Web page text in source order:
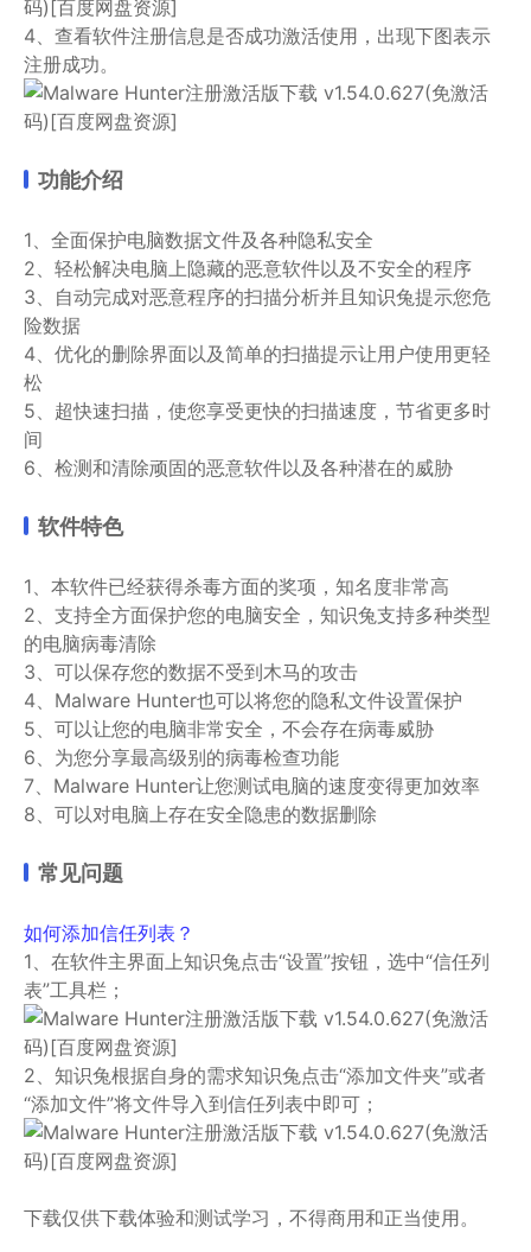
4、查看软件注册信息是否成功激活使用，出现下图表示
注册成功。
功能介绍
1、全面保护电脑数据文件及各种隐私安全
2、轻松解决电脑上隐藏的恶意软件以及不安全的程序
3、自动完成对恶意程序的扫描分析并且知识兔提示您危
险数据
4、优化的删除界面以及简单的扫描提示让用户使用更轻
松
5、超快速扫描，使您享受更快的扫描速度，节省更多时
间
6、检测和清除顽固的恶意软件以及各种潜在的威胁
软件特色
1、本软件已经获得杀毒方面的奖项，知名度非常高
2、支持全方面保护您的电脑安全，知识兔支持多种类型
的电脑病毒清除
3、可以保存您的数据不受到木马的攻击
4、Malware Hunter也可以将您的隐私文件设置保护
5、可以让您的电脑非常安全，不会存在病毒威胁
6、为您分享最高级别的病毒检查功能
7、Malware Hunter让您测试电脑的速度变得更加效率
8、可以对电脑上存在安全隐患的数据删除
常见问题
如何添加信任列表？
1、在软件主界面上知识兔点击“设置”按钮，选中“信任列
表”工具栏；
2、知识兔根据自身的需求知识兔点击“添加文件夹”或者
“添加文件”将文件导入到信任列表中即可；
下载仅供下载体验和测试学习，不得商用和正当使用。